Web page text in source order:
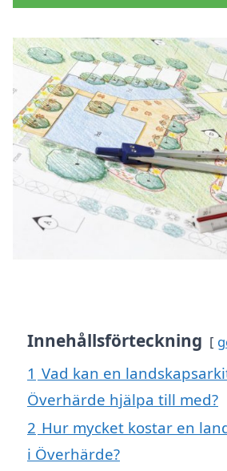
Innehållsförteckning
1 Vad kan en
Överhärde hjälpa till med?
2 Hur mycket kostar en
i Överhärde?